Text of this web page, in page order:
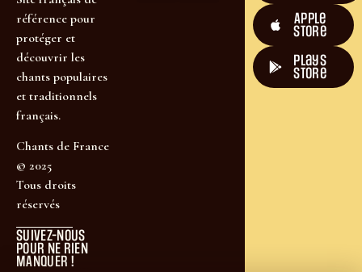
référence pour
protéger et
découvrir les
chants populaires
et traditionnels
français.
Chants de France
© 2025
Tous droits
réservés
SUIVEZ-NOUS
POUR NE RIEN
MANQUER !
Apple
Store
plays
store